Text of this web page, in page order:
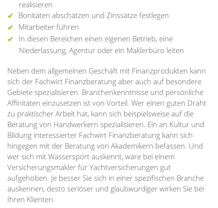
realisieren
Bonitäten abschätzen und Zinssätze festlegen
Mitarbeiter führen
In diesen Bereichen einen eigenen Betrieb, eine
Niederlassung, Agentur oder ein Maklerbüro leiten
Neben dem allgemeinen Geschäft mit Finanzprodukten kann
sich der Fachwirt Finanzberatung aber auch auf besondere
Gebiete spezialisieren. Branchenkenntnisse und persönliche
Affinitäten einzusetzen ist von Vorteil. Wer einen guten Draht
zu praktischer Arbeit hat, kann sich beispielsweise auf die
Beratung von Handwerkern spezialisieren. Ein an Kultur und
Bildung interessierter Fachwirt Finanzberatung kann sich
hingegen mit der Beratung von Akademikern befassen. Und
wer sich mit Wassersport auskennt, wäre bei einem
Versicherungsmakler für Yachtversicherungen gut
aufgehoben. Je besser Sie sich in einer spezifischen Branche
auskennen, desto seriöser und glaubwürdiger wirken Sie bei
Ihren Klienten.